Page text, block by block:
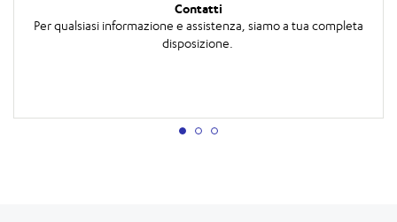
Contatti
Per qualsiasi informazione e assistenza, siamo a tua completa
disposizione.